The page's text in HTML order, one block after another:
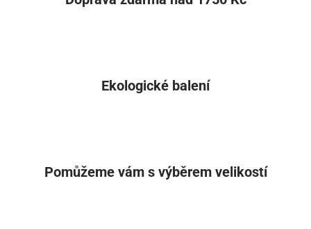
Ekologické balení
Pomůžeme vám s výběrem velikostí